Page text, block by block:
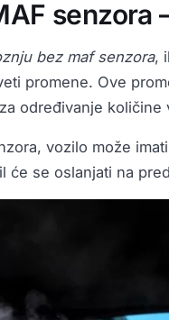
senzora
bez maf senzora,
promene. Ove
određivanje količine
vozilo može
će se oslanjati na